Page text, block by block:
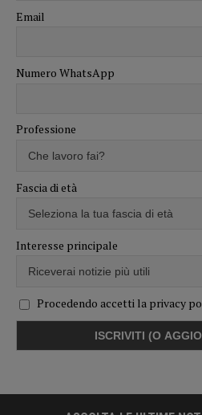
Email
Numero WhatsApp
Professione
Fascia di età
Interesse principale
Procedendo accetti la privacy